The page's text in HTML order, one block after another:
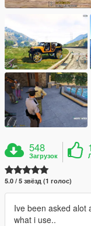
548
Загрузок
5.0 / 5 звёзд (1 голос)
Ive been asked alot
what i use..